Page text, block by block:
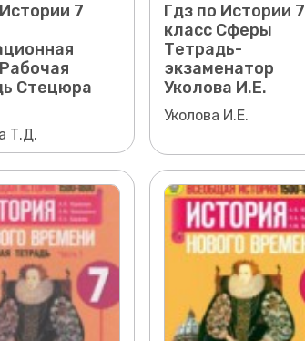
7
Стецюра
Т.Д.
Гдз по Истории 7
класс Сферы
Тетрадь-
экзаменатор
Уколова И.Е.
Уколова И.Е.